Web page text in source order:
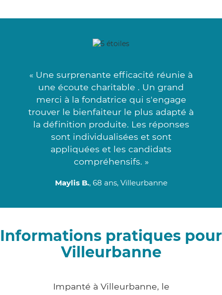
« Une surprenante efficacité réunie à
une écoute charitable . Un grand
merci à la fondatrice qui s'engage
trouver le bienfaiteur le plus adapté à
la définition produite. Les réponses
sont individualisées et sont
appliquées et les candidats
compréhensifs. »
Maylis B., 68 ans, Villeurbanne
Informations pratiques pour
Villeurbanne
Impanté à Villeurbanne, le